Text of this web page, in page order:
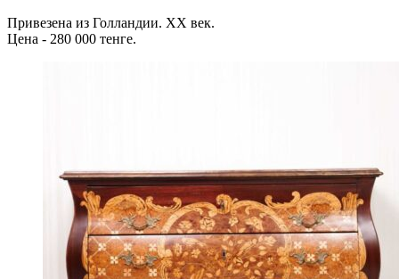
Привезена из Голландии. ХХ век.
Цена - 280 000 тенге.